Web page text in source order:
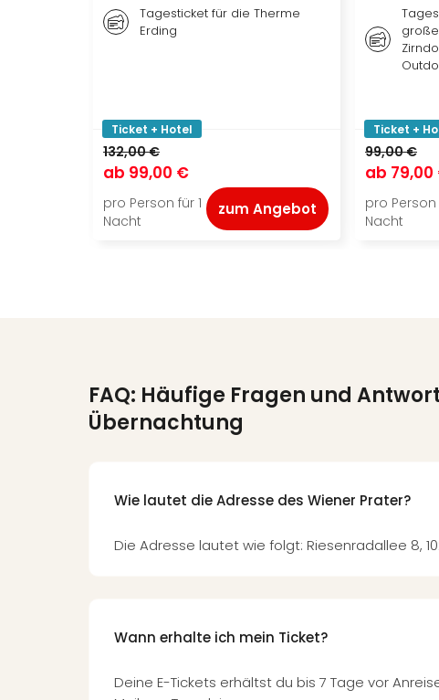
Tagesticket für die Therme
Erding
Ticket + Hotel
132,00 €
ab 99,00 €
pro Person für 1
Nacht
zum Angebot
Ticket +
99,00 €
ab
pro Person
Nacht
FAQ: Häufige Fragen und
Übernachtung
Wie lautet die Adresse des Wiener Prater?
Die Adresse lautet wie folgt: Riesenradallee 8,
Wann erhalte ich mein Ticket?
Deine E-Tickets erhältst du bis 7 Tage vor